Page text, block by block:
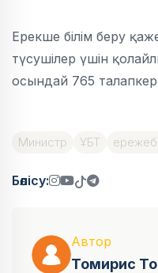
Ерекше білім беру
түсушілер үшін
осындай 765
Министр ҰБТ
Бөлісу:
Автор
Томирис